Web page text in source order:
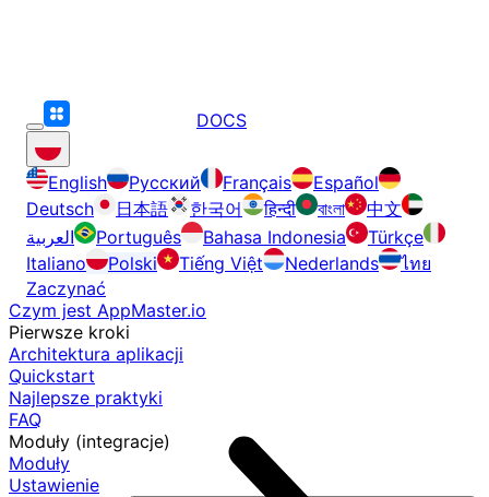
DOCS
English Русский Français
Español
Deutsch
日本語 한국어 हिन्दी বাংলা
中文
العربية
Português Bahasa Indonesia
Türkçe
Italiano
Polski Tiếng Việt Nederlands
ไทย
Zaczynać
Czym jest AppMaster.io
Pierwsze kroki
Architektura aplikacji
Quickstart
Najlepsze praktyki
FAQ
Moduły (integracje)
Moduły
Ustawienie